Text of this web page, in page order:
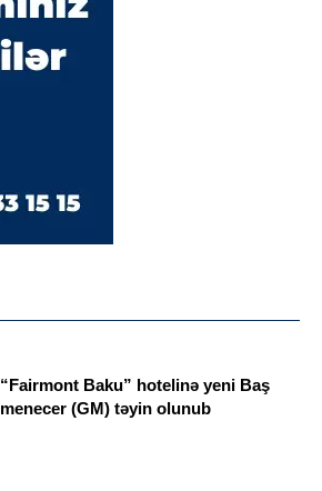
“Fairmont Baku” hotelinə yeni Baş
menecer (GM) təyin olunub